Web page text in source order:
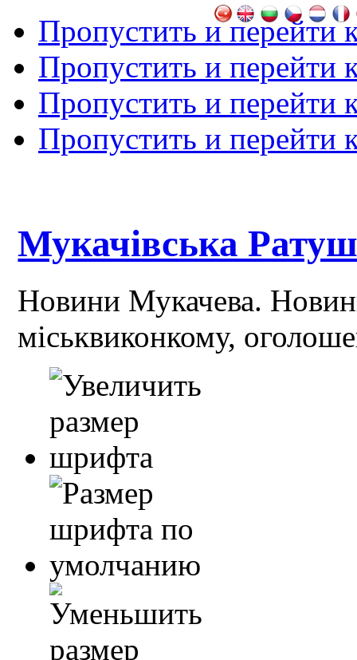
Пропустить и перейти
Пропустить и перейти
Пропустить и перейти
Пропустить и перейти
Мукачівська
Новини Мукачева.
міськвиконкому,